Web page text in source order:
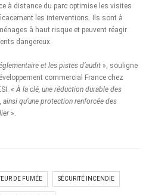
à distance du parc optimise les visites
les interventions. Ils sont à
à haut risque et peuvent réagir
dangereux.
et les pistes d’audit », souligne
commercial France chez
«À la clé, une réduction durable des
qu’une protection renforcée des
».
DE FUMÉE SÉCURITÉ INCENDIE